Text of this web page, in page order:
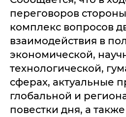
переговоров стороны
комплекс вопросов
взаимодействия в
экономической,
технологической,
сферах, актуальные
глобальной и
повестки дня, а также